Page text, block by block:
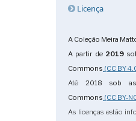
Licença
A Coleção Meira
A partir de 2019
Commons (CC BY
Até 2018
sob
Commons (CC BY-
As licenças estão